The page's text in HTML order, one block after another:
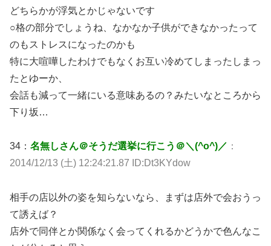
どちらかが浮気とかじゃないです
○格の部分でしょうね、なかなか子供ができなかったって
のもストレスになったのかも
特に大喧嘩したわけでもなくお互い冷めてしまったしまっ
たとゆーか、
会話も減って一緒にいる意味あるの？みたいなところから
下り坂…
34： 名無しさん＠そうだ選挙に行こう＠＼(^o^)／ ：
2014/12/13 (土) 12:24:21.87 ID:Dt3KYdow
相手の店以外の姿を知らないなら、まずは店外で会おうっ
て誘えば？
店外で同伴とか関係なく会ってくれるかどうかで色んなこ